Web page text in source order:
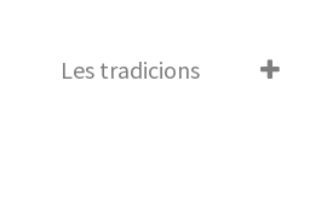
Les tradicions